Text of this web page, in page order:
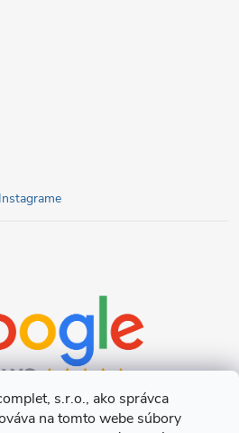
s.r.o., ako správca
na tomto webe súbory